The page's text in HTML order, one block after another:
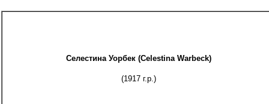
Селестина Уорбек (Celestina Warbeck)
(1917 г.р.)